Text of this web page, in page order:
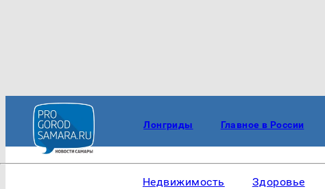
Лонгриды Главное в России
Недвижимость Здоровье